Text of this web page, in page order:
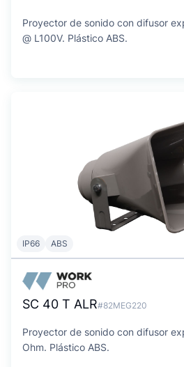
Proyector de sonido con difusor
@ L100V. Plástico ABS.
IP66 ABS
SC 40 T ALR#82MEG220
Proyector de sonido con difusor
Ohm. Plástico ABS.